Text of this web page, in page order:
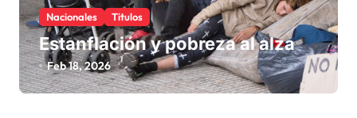
Nacionales Titulos
Estanflación y pobreza al alza
Feb 18, 2026